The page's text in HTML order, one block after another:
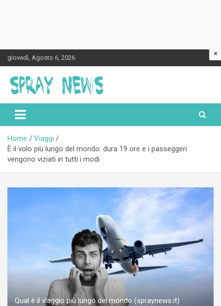
Skip
to
content
giovedì, Agosto 6, 2026
Spraynews.it
Home
Viaggi
È il volo più lungo del mondo: dura 19 ore e i passeggeri
vengono viziati in tutti i modi
Qual è il viaggio più lungo del mondo (spraynews.it)
×